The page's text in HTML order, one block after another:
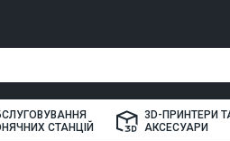
СТАНЦІЙ
3D-ПРИНТЕРИ
АКСЕСУАРИ